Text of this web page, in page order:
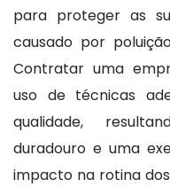
para proteger as
causado por
Contratar uma
uso de técnicas
qualidade,
duradouro e uma
impacto na rotina